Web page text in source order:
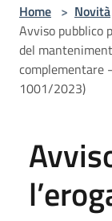
Home > Novità
Avviso pubblico
del
complementare
1001/2023)